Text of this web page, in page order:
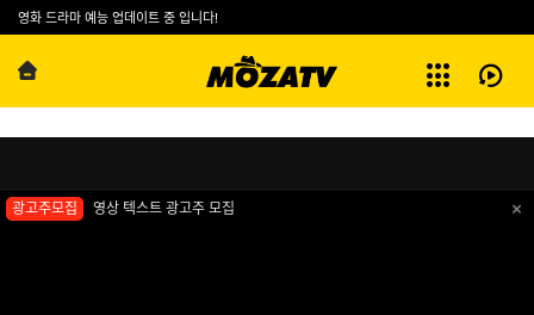
영화 드라마 예능 업데이트 중 입니다!예능
전체보기
방영기록
第01集
PROJECT 7
광고주모집 영상 텍스트 광고주 모집